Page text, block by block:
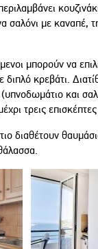
σαλόνι με καναπέ,
μπορούν να
κρεβάτι.
και
τρεις
διαθέτουν